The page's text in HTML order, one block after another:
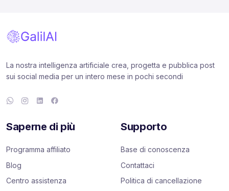
La nostra intelligenza artificiale crea, progetta e pubblica post
sui social media per un intero mese in pochi secondi
Saperne di più
Programma affiliato
Blog
Centro assistenza
Supporto
Base di conoscenza
Contattaci
Politica di cancellazione